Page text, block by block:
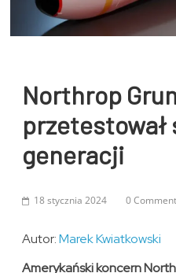
Northrop
generacji
18 stycznia 2024 0
Autor:Marek Kwiatkowski
Amerykański koncern